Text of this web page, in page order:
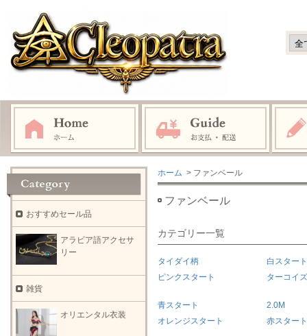
ホーム > ファンベール
ファンベール
カテゴリー一覧
タイダイ柄
白スタート
ピンクスタート
ターコイ
青スタート
2.0M
オレンジスタート
赤スタート
おすすめセール品
アラビア語アクセサ
リー
雑貨
オリエンタル衣装